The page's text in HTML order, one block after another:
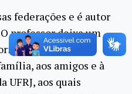
federações e é autor
professor deixa um
da UFRJ presta
aos amigos e à
UFRJ, aos quais